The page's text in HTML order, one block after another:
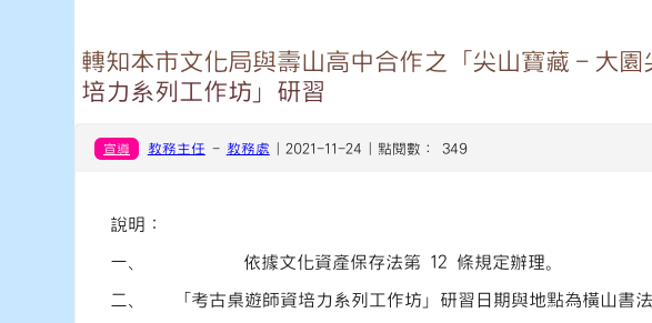
轉知本市文化局與壽山高中合作之「尖山寶藏－大
培力系列工作坊」研習
宣導 教務主任 - 教務處 | 2021-11-24 | 點閱數： 349
說明：
一、 依據文化資產保存法第 12 條規定辦理。
二、 「考古桌遊師資培力系列工作坊」研習日期與地點為橫山書